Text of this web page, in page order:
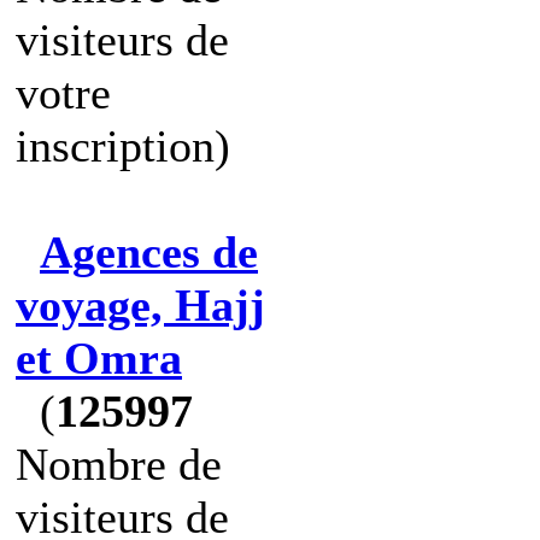
visiteurs de
votre
inscription)
Agences de
voyage, Hajj
et Omra
(125997
Nombre de
visiteurs de